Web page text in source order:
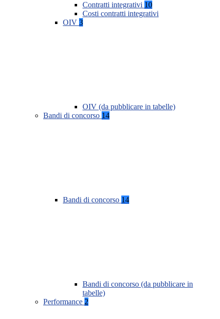
Contratti integrativi 10
Costi contratti integrativi
OIV 3
OIV (da pubblicare in tabelle)
Bandi di concorso 14
Bandi di concorso 14
Bandi di concorso (da pubblicare in
tabelle)
Performance 2